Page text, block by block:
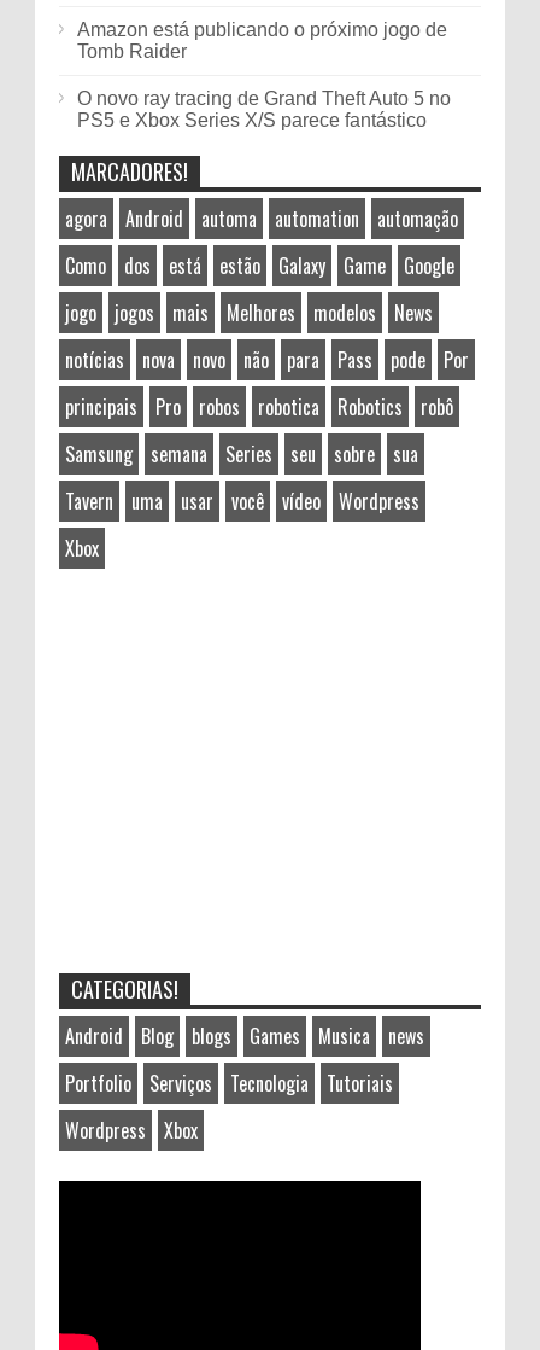
Amazon está publicando o próximo jogo de
Tomb Raider
O novo ray tracing de Grand Theft Auto 5 no
PS5 e Xbox Series X/S parece fantástico
MARCADORES!
agora Android automa automation
automação
Como
dos está estão Galaxy Game
Google
jogo
jogos mais Melhores modelos
News
notícias
nova novo não para Pass pode
Por
principais
Pro robos robotica Robotics
robô
Samsung
semana Series seu sobre
sua
Tavern
uma usar você vídeo
Wordpress
Xbox
CATEGORIAS!
Android Blog blogs Games Musica
news
Portfolio
Serviços Tecnologia
Tutoriais
Wordpress
Xbox